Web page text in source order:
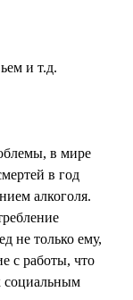
и т.д.
в мире
в год
алкоголя.
не только ему,
с работы, что
социальным